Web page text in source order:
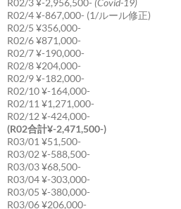
R02/3 ¥-2,956,500- (Covid-19)
R02/4 ¥-867,000- (1/ルール修正)
R02/5 ¥356,000-
R02/6 ¥871,000-
R02/7 ¥-190,000-
R02/8 ¥204,000-
R02/9 ¥-182,000-
R02/10 ¥-164,000-
R02/11 ¥1,271,000-
R02/12 ¥-424,000-
(R02合計¥-2,471,500-)
R03/01 ¥51,500-
R03/02 ¥-588,500-
R03/03 ¥68,500-
R03/04 ¥-303,000-
R03/05 ¥-380,000-
R03/06 ¥206,000-